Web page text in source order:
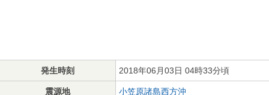
発生時刻 2018年06月03日 04時33分頃
震源地 小笠原諸島西方沖